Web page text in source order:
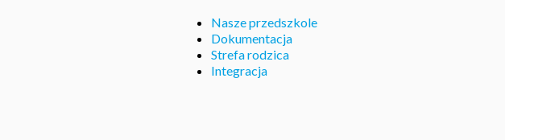
Nasze przedszkole
Dokumentacja
Strefa rodzica
Integracja